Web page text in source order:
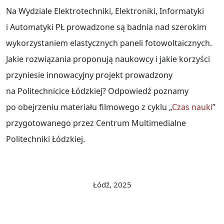
Na Wydziale Elektrotechniki, Elektroniki, Informatyki
i Automatyki PŁ prowadzone są badnia nad szerokim
wykorzystaniem elastycznych paneli fotowoltaicznych.
Jakie rozwiązania proponują naukowcy i jakie korzyści
przyniesie innowacyjny projekt prowadzony
na Politechnicice Łódzkiej? Odpowiedź poznamy
po obejrzeniu materiału filmowego z cyklu „Czas nauki”
przygotowanego przez Centrum Multimedialne
Politechniki Łódzkiej.
Łódź, 2025